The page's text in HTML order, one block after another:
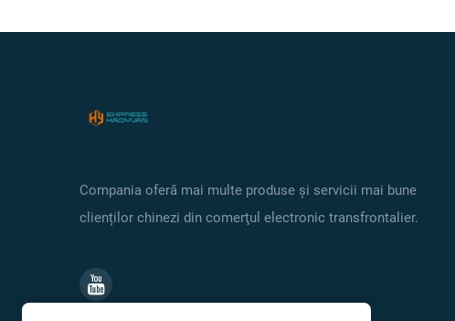
Compania oferă mai multe produse și servicii mai bune
clienților chinezi din comerţul electronic transfrontalier.